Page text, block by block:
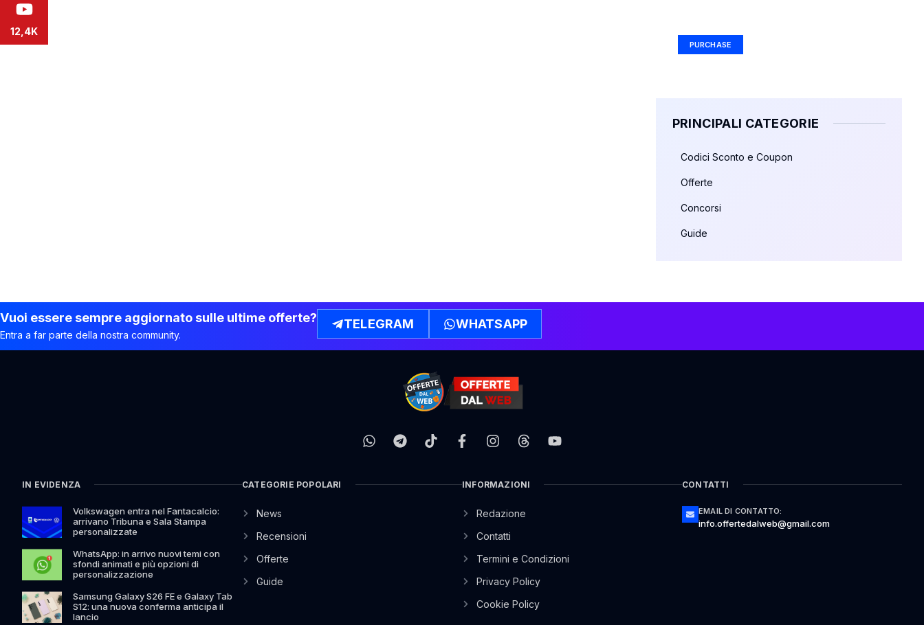
12,4K
PURCHASE
PRINCIPALI CATEGORIE
Codici Sconto e Coupon
Offerte
Concorsi
Guide
Vuoi essere sempre aggiornato sulle ultime offerte?
Entra a far parte della nostra community.
TELEGRAM WHATSAPP
IN EVIDENZA
Volkswagen entra nel Fantacalcio:
arrivano Tribuna e Sala Stampa
personalizzate
WhatsApp: in arrivo nuovi temi con
sfondi animati e più opzioni di
personalizzazione
Samsung Galaxy S26 FE e Galaxy Tab
S12: una nuova conferma anticipa il
lancio
CATEGORIE POPOLARI
News
Recensioni
Offerte
Guide
INFORMAZIONI
Redazione
Contatti
Termini e Condizioni
Privacy Policy
Cookie Policy
CONTATTI
EMAIL DI CONTATTO:
info.offertedalweb@gmail.com